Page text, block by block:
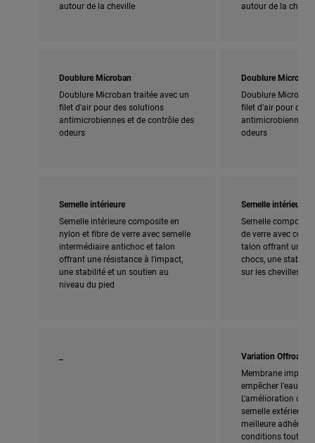
autour de la cheville
autour de la
Doublure Microban
Doublure Microban traitée avec un
filet d'air pour des solutions
antimicrobiennes et de contrôle des
odeurs
Doublure Microban
Doublure
filet d'air pour des
antimicrobiennes
odeurs
Semelle intérieure
Semelle intérieure composite en
nylon et fibre de verre avec semelle
intermédiaire antichoc et talon
offrant une résistance à l'impact,
une stabilité et un soutien au
niveau du pied
Semelle intérieure
Semelle
de verre avec
talon offrant une
chocs, une
sur les chevilles
Variation Offroad
Membrane
empêcher l'eau de
L'amélioration de
semelle extérieure
meilleure
conditions tout-